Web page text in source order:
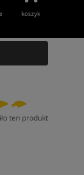
koszyk
ten produkt